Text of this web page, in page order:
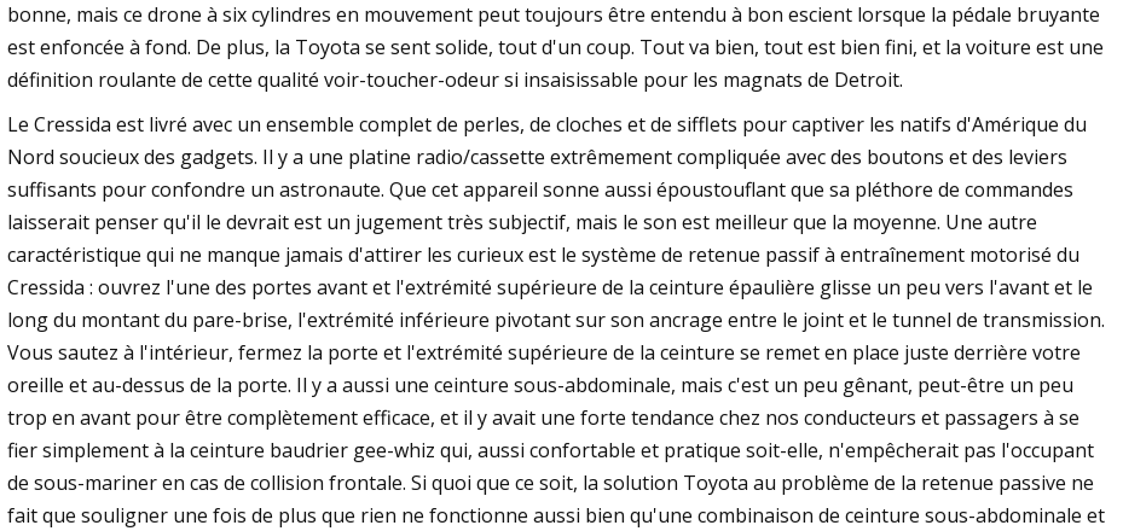
bonne, mais ce drone à six cylindres en mouvement peut toujours être entendu à bon escient lorsque la pédale bruyante
est enfoncée à fond. De plus, la Toyota se sent solide, tout d'un coup. Tout va bien, tout est bien fini, et la voiture est une
définition roulante de cette qualité voir-toucher-odeur si insaisissable pour les magnats de Detroit.
Le Cressida est livré avec un ensemble complet de perles, de cloches et de sifflets pour captiver les natifs d'Amérique du
Nord soucieux des gadgets. Il y a une platine radio/cassette extrêmement compliquée avec des boutons et des leviers
suffisants pour confondre un astronaute. Que cet appareil sonne aussi époustouflant que sa pléthore de commandes
laisserait penser qu'il le devrait est un jugement très subjectif, mais le son est meilleur que la moyenne. Une autre
caractéristique qui ne manque jamais d'attirer les curieux est le système de retenue passif à entraînement motorisé du
Cressida : ouvrez l'une des portes avant et l'extrémité supérieure de la ceinture épaulière glisse un peu vers l'avant et le
long du montant du pare-brise, l'extrémité inférieure pivotant sur son ancrage entre le joint et le tunnel de transmission.
Vous sautez à l'intérieur, fermez la porte et l'extrémité supérieure de la ceinture se remet en place juste derrière votre
oreille et au-dessus de la porte. Il y a aussi une ceinture sous-abdominale, mais c'est un peu gênant, peut-être un peu
trop en avant pour être complètement efficace, et il y avait une forte tendance chez nos conducteurs et passagers à se
fier simplement à la ceinture baudrier gee-whiz qui, aussi confortable et pratique soit-elle, n'empêcherait pas l'occupant
de sous-mariner en cas de collision frontale. Si quoi que ce soit, la solution Toyota au problème de la retenue passive ne
fait que souligner une fois de plus que rien ne fonctionne aussi bien qu'une combinaison de ceinture sous-abdominale et